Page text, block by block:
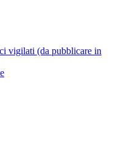
vigilati (da pubblicare in